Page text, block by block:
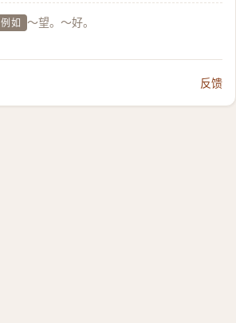
例如 ～望。～好。
反馈